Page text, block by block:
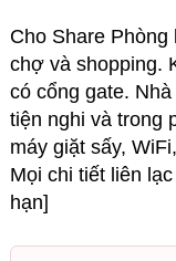
Cho Share
chợ và shopping.
có cổng gate.
tiện nghi và trong
máy giặt sấy,
Mọi chi tiết liên
hạn]